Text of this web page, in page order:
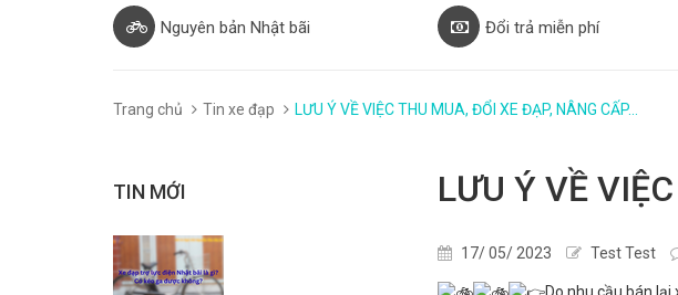
Nguyên bản Nhật bãi Đổi trả miễn phí
Trang chủ Tin xe đạp LƯU Ý VỀ VIỆC THU MUA, ĐỔI XE ĐẠP, NÂNG CẤP…
TIN MỚI LƯU Ý VỀ
17/ 05/ 2023 Test Test
Do nhu cầu bán lại